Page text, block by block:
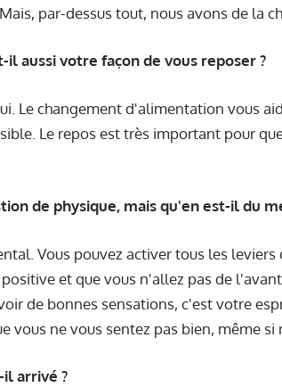
par-dessus tout, nous avons de la
il aussi votre façon de vous reposer ?
Le changement d'alimentation vous
Le repos est très important pour
de physique, mais qu'en est-il du
Vous pouvez activer tous les leviers
et que vous n'allez pas de
de bonnes sensations, c'est votre
vous ne vous sentez pas bien, même
arrivé ?